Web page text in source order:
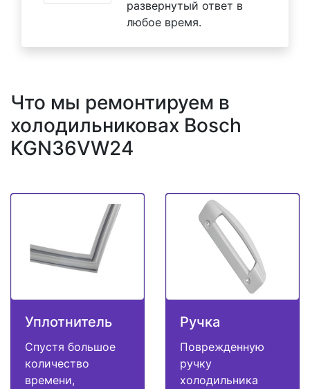
развернутый ответ в
любое время.
Что мы ремонтируем в
холодильниковах Bosch
KGN36VW24
Уплотнитель
Спустя большое
количество
времени,
Ручка
Поврежденную
ручку
холодильника